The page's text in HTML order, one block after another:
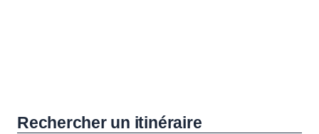
Rechercher un itinéraire